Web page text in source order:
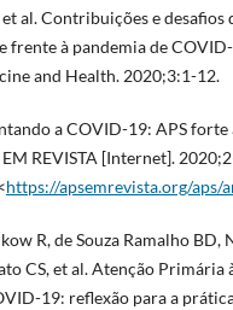
et al. Contribuições e desafios
frente à pandemia de
and Health. 2020;3:1-12.
a COVID-19: APS forte
REVISTA [Internet].
https://apsemrevista.org/
R, de Souza Ramalho BD,
CS, et al. Atenção Primária
19: reflexão para a